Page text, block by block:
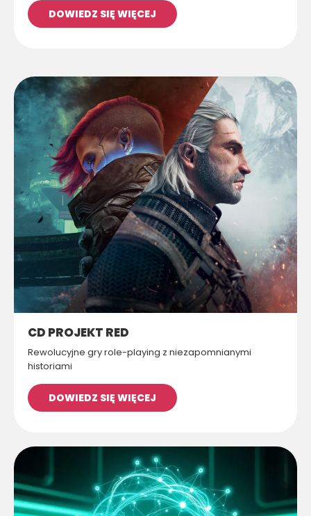
DOWIEDZ SIĘ WIĘCEJ
CD PROJEKT RED
Rewolucyjne gry role-playing z niezapomnianymi
historiami
DOWIEDZ SIĘ WIĘCEJ